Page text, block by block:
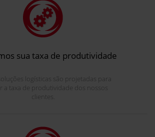
sua taxa de produtividade
logísticas são projetadas para
a taxa de produtividade dos nossos
clientes.